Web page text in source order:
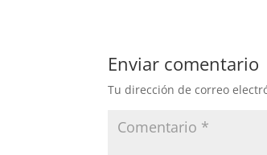
Enviar comentario
Tu dirección de correo